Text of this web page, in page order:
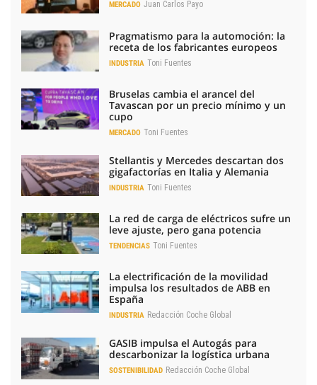
MERCADO Juan Carlos Payo
Pragmatismo para la automoción: la
receta de los fabricantes europeos
INDUSTRIA Toni Fuentes
Bruselas cambia el arancel del
Tavascan por un precio mínimo y un
cupo
MERCADO Toni Fuentes
Stellantis y Mercedes descartan dos
gigafactorías en Italia y Alemania
INDUSTRIA Toni Fuentes
La red de carga de eléctricos sufre un
leve ajuste, pero gana potencia
TENDENCIAS Toni Fuentes
La electrificación de la movilidad
impulsa los resultados de ABB en
España
INDUSTRIA Redacción Coche Global
GASIB impulsa el Autogás para
descarbonizar la logística urbana
SOSTENIBILIDAD Redacción Coche Global